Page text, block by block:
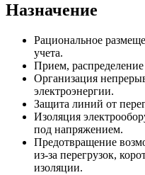
Назначение
Рациональное
учета.
Прием, распределение
Организация
электроэнергии.
Защита линий от
Изоляция
под напряжением.
Предотвращение
из-за перегрузок,
изоляции.